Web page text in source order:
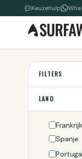
Keuzehulp
FILTERS
LAND
Frankrijk
Spanje